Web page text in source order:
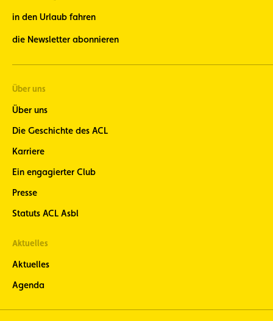
in den Urlaub fahren
die Newsletter abonnieren
Über uns
Über uns
Die Geschichte des ACL
Karriere
Ein engagierter Club
Presse
Statuts ACL Asbl
Aktuelles
Aktuelles
Agenda